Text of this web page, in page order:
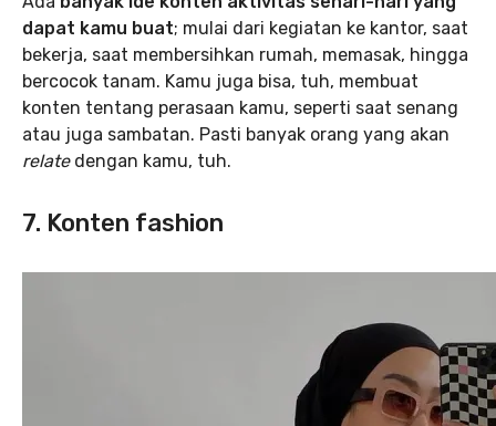
dapat kamu buat; mulai dari kegiatan ke kantor, saat
bekerja, saat membersihkan rumah, memasak, hingga
bercocok tanam. Kamu juga bisa, tuh, membuat
konten tentang perasaan kamu, seperti saat senang
atau juga sambatan. Pasti banyak orang yang akan
relate dengan kamu, tuh.
7. Konten fashion